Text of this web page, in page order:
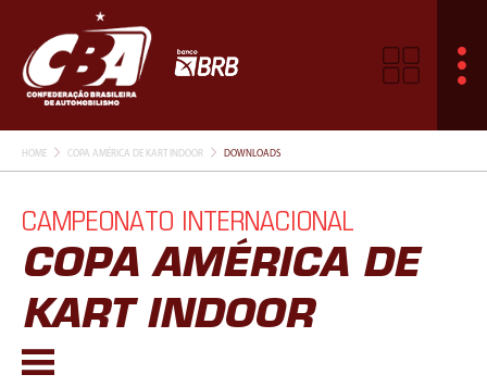
HOME COPA AMÉRICA DE KART INDOOR DOWNLOADS
CAMPEONATO INTERNACIONAL
COPA AMÉRICA DE
KART INDOOR